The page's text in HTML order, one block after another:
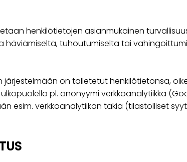
henkilötietojen asianmukainen
tuhoutumiselta tai
on talletetut henkilötietonsa,
pl. anonyymi verkkoanalytiikka
esim. verkkoanalytiikan takia (tilastolliset